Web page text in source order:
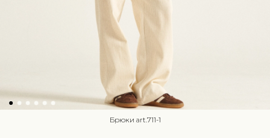
Брюки art.711-1